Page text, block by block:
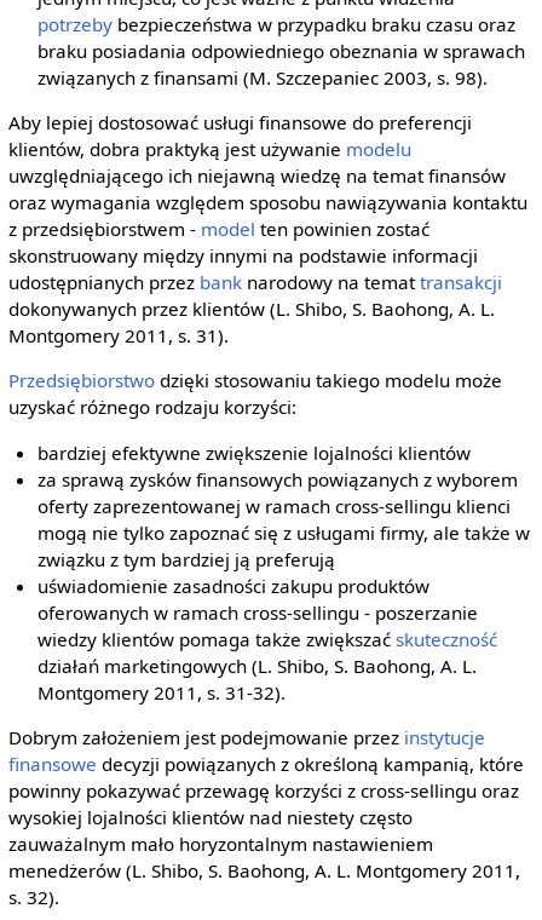
potrzeby bezpieczeństwa w przypadku braku czasu oraz
braku posiadania odpowiedniego obeznania w sprawach
związanych z finansami (M. Szczepaniec 2003, s. 98).
Aby lepiej dostosować usługi finansowe do preferencji
klientów, dobra praktyką jest używanie modelu
uwzględniającego ich niejawną wiedzę na temat finansów
oraz wymagania względem sposobu nawiązywania kontaktu
z przedsiębiorstwem - model ten powinien zostać
skonstruowany między innymi na podstawie informacji
udostępnianych przez banknarodowy na temattransakcji
dokonywanych przez klientów (L. Shibo, S. Baohong, A. L.
Montgomery 2011, s. 31).
Przedsiębiorstwodzięki stosowaniu takiego modelu może
uzyskać różnego rodzaju korzyści:
bardziej efektywne zwiększenie lojalności klientów
za sprawą zysków finansowych powiązanych z wyborem
oferty zaprezentowanej w ramach cross-sellingu klienci
mogą nie tylko zapoznać się z usługami firmy, ale także w
związku z tym bardziej ją preferują
uświadomienie zasadności zakupu produktów
oferowanych w ramach cross-sellingu - poszerzanie
wiedzy klientów pomaga także zwiększaćskuteczność
działań marketingowych (L. Shibo, S. Baohong, A. L.
Montgomery 2011, s. 31-32).
Dobrym założeniem jest podejmowanie przez instytucje
finansowe decyzji powiązanych z określoną kampanią, które
powinny pokazywać przewagę korzyści z cross-sellingu oraz
wysokiej lojalności klientów nad niestety często
zauważalnym mało horyzontalnym nastawieniem
menedżerów (L. Shibo, S. Baohong, A. L. Montgomery 2011,
s. 32).